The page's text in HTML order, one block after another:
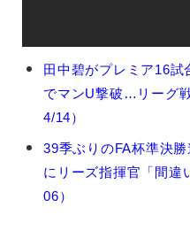
田
連
田中碧がプレミア16
でマンU撃破…リーグ
4/14）
39季ぶりのFA杯準決
にリーズ指揮官「間違
06）